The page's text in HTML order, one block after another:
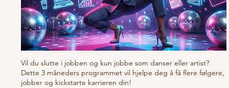
Vil du slutte i jobben og kun jobbe som danser eller artist?
Dette 3 måneders programmet vil hjelpe deg å få flere følgere,
jobber og kickstarte karrieren din!